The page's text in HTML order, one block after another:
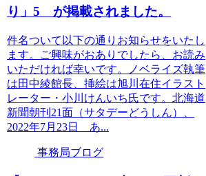
り」5 が掲載されました。
件名ついて以下の通りお知らせをいたし
ます。ご興味がおありでしたら、お読み
いただければ幸いです。ノベライズ執筆
は田中綾館長、挿絵は旭川在住イラスト
レーター・小川けんいち氏です。北海道
新聞朝刊21面（サタデーどうしん）、
2022年7月23日 あ...
事務局ブログ